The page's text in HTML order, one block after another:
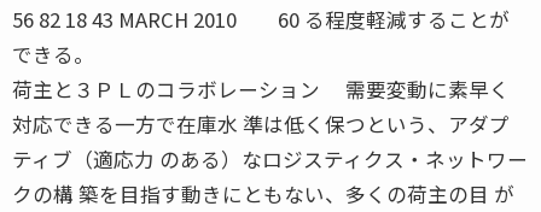
56 82 18 43 MARCH 2010 60 る程度軽減することが
できる。
荷主と３ＰＬのコラボレーション 需要変動に素早く
対応できる一方で在庫水 準は低く保つという、アダプ
ティブ（適応力 のある）なロジスティクス・ネットワー
クの構 築を目指す動きにともない、多くの荷主の目 が